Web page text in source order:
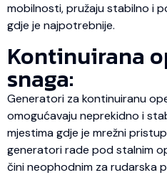
mobilnosti, pružaju stabilno i
gdje je najpotrebnije.
Kontinuirana
snaga:
Generatori za kontinuiranu
omogućavaju neprekidno i
mjestima gdje je mrežni
generatori rade pod stalnim
čini neophodnim za rudarska